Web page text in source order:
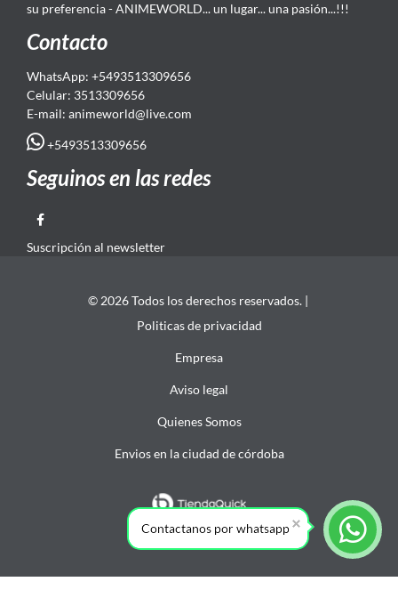
su preferencia - ANIMEWORLD... un lugar... una pasión...!!!
Contacto
WhatsApp: +5493513309656
Celular: 3513309656
E-mail: animeworld@live.com
+5493513309656
Seguinos en las redes
Suscripción al newsletter
© 2026 Todos los derechos reservados. |
Politicas de privacidad
Empresa
Aviso legal
Quienes Somos
Envios en la ciudad de córdoba
Contactanos por whatsapp